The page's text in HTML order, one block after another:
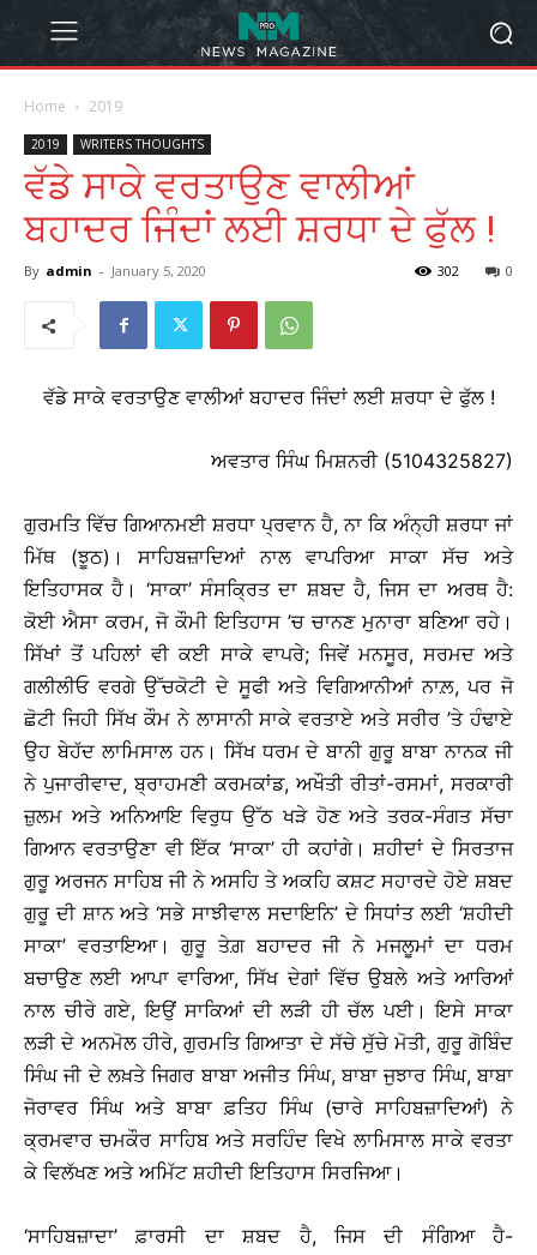
Home 2019
2019 WRITERS THOUGHTS
ਵੱਡੇ ਸਾਕੇ ਵਰਤਾਉਣ ਵਾਲੀਆਂ
ਬਹਾਦਰ ਜਿੰਦਾਂ ਲਈ ਸ਼ਰਧਾ ਦੇ ਫੁੱਲ !
By admin - January 5, 2020 0
302
ਵੱਡੇ ਸਾਕੇ ਵਰਤਾਉਣ ਵਾਲੀਆਂ ਬਹਾਦਰ ਜਿੰਦਾਂ ਲਈ ਸ਼ਰਧਾ ਦੇ ਫੁੱਲ !
ਅਵਤਾਰ ਸਿੰਘ ਮਿਸ਼ਨਰੀ (5104325827)
ਗੁਰਮਤਿ ਵਿੱਚ ਗਿਆਨਮਈ ਸ਼ਰਧਾ ਪ੍ਰਵਾਨ ਹੈ, ਨਾ ਕਿ ਅੰਨ੍ਹੀ ਸ਼ਰਧਾ ਜਾਂ
ਮਿੱਥ (ਝੂਠ)। ਸਾਹਿਬਜ਼ਾਦਿਆਂ ਨਾਲ ਵਾਪਰਿਆ ਸਾਕਾ ਸੱਚ ਅਤੇ
ਇਤਿਹਾਸਕ ਹੈ। ‘ਸਾਕਾ’ ਸੰਸਕ੍ਰਿਤ ਦਾ ਸ਼ਬਦ ਹੈ, ਜਿਸ ਦਾ ਅਰਥ ਹੈ:
ਕੋਈ ਐਸਾ ਕਰਮ, ਜੋ ਕੌਮੀ ਇਤਿਹਾਸ ’ਚ ਚਾਨਣ ਮੁਨਾਰਾ ਬਣਿਆ ਰਹੇ।
ਸਿੱਖਾਂ ਤੋਂ ਪਹਿਲਾਂ ਵੀ ਕਈ ਸਾਕੇ ਵਾਪਰੇ; ਜਿਵੇਂ ਮਨਸੂਰ, ਸਰਮਦ ਅਤੇ
ਗਲੀਲੀਓ ਵਰਗੇ ਉੱਚਕੋਟੀ ਦੇ ਸੂਫੀ ਅਤੇ ਵਿਗਿਆਨੀਆਂ ਨਾਲ਼, ਪਰ ਜੋ
ਛੋਟੀ ਜਿਹੀ ਸਿੱਖ ਕੌਮ ਨੇ ਲਾਸਾਨੀ ਸਾਕੇ ਵਰਤਾਏ ਅਤੇ ਸਰੀਰ ’ਤੇ ਹੰਢਾਏ
ਉਹ ਬੇਹੱਦ ਲਾਮਿਸਾਲ ਹਨ। ਸਿੱਖ ਧਰਮ ਦੇ ਬਾਨੀ ਗੁਰੂ ਬਾਬਾ ਨਾਨਕ ਜੀ
ਨੇ ਪੁਜਾਰੀਵਾਦ, ਬ੍ਰਾਹਮਣੀ ਕਰਮਕਾਂਡ, ਅਖੌਤੀ ਰੀਤਾਂ-ਰਸਮਾਂ, ਸਰਕਾਰੀ
ਜ਼ੁਲਮ ਅਤੇ ਅਨਿਆਇ ਵਿਰੁਧ ਉੱਠ ਖੜੇ ਹੋਣ ਅਤੇ ਤਰਕ-ਸੰਗਤ ਸੱਚਾ
ਗਿਆਨ ਵਰਤਾਉਣਾ ਵੀ ਇੱਕ ‘ਸਾਕਾ’ ਹੀ ਕਹਾਂਗੇ। ਸ਼ਹੀਦਾਂ ਦੇ ਸਿਰਤਾਜ
ਗੁਰੂ ਅਰਜਨ ਸਾਹਿਬ ਜੀ ਨੇ ਅਸਹਿ ਤੇ ਅਕਹਿ ਕਸ਼ਟ ਸਹਾਰਦੇ ਹੋਏ ਸ਼ਬਦ
ਗੁਰੂ ਦੀ ਸ਼ਾਨ ਅਤੇ ‘ਸਭੇ ਸਾਝੀਵਾਲ ਸਦਾਇਨਿ’ ਦੇ ਸਿਧਾਂਤ ਲਈ ‘ਸ਼ਹੀਦੀ
ਸਾਕਾ’ ਵਰਤਾਇਆ। ਗੁਰੂ ਤੇਗ਼ ਬਹਾਦਰ ਜੀ ਨੇ ਮਜਲੂਮਾਂ ਦਾ ਧਰਮ
ਬਚਾਉਣ ਲਈ ਆਪਾ ਵਾਰਿਆ, ਸਿੱਖ ਦੇਗਾਂ ਵਿੱਚ ਉਬਲੇ ਅਤੇ ਆਰਿਆਂ
ਨਾਲ ਚੀਰੇ ਗਏ, ਇਉਂ ਸਾਕਿਆਂ ਦੀ ਲੜੀ ਹੀ ਚੱਲ ਪਈ। ਇਸੇ ਸਾਕਾ
ਲੜੀ ਦੇ ਅਨਮੋਲ ਹੀਰੇ, ਗੁਰਮਤਿ ਗਿਆਤਾ ਦੇ ਸੱਚੇ ਸੁੱਚੇ ਮੋਤੀ, ਗੁਰੂ ਗੋਬਿੰਦ
ਸਿੰਘ ਜੀ ਦੇ ਲਖ਼ਤੇ ਜਿਗਰ ਬਾਬਾ ਅਜੀਤ ਸਿੰਘ, ਬਾਬਾ ਜੁਝਾਰ ਸਿੰਘ, ਬਾਬਾ
ਜੋਰਾਵਰ ਸਿੰਘ ਅਤੇ ਬਾਬਾ ਫ਼ਤਿਹ ਸਿੰਘ (ਚਾਰੇ ਸਾਹਿਬਜ਼ਾਦਿਆਂ) ਨੇ
ਕ੍ਰਮਵਾਰ ਚਮਕੌਰ ਸਾਹਿਬ ਅਤੇ ਸਰਹਿੰਦ ਵਿਖੇ ਲਾਮਿਸਾਲ ਸਾਕੇ ਵਰਤਾ
ਕੇ ਵਿਲੱਖਣ ਅਤੇ ਅਮਿੱਟ ਸ਼ਹੀਦੀ ਇਤਿਹਾਸ ਸਿਰਜਿਆ।
‘ਸਾਹਿਬਜ਼ਾਦਾ’ ਫ਼ਾਰਸੀ ਦਾ ਸ਼ਬਦ ਹੈ, ਜਿਸ ਦੀ ਸੰਗਿਆ ਹੈ-